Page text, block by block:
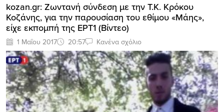
kozan.gr: Ζωντανή σύνδεση με την Τ.Κ. Κρόκου
Κοζάνης, για την παρουσίαση του εθίμου «Μάης»,
είχε εκπομπή της ΕΡΤ1 (Βίντεο)
1 Μαΐου 2017 20:57 Κανένα σχόλιο